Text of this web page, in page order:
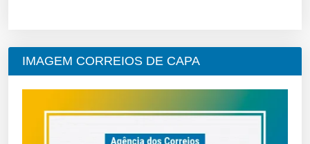
IMAGEM CORREIOS DE CAPA